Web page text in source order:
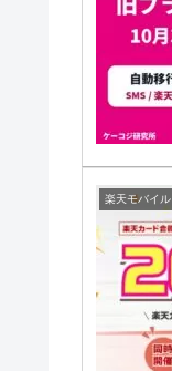
楽天モバイル